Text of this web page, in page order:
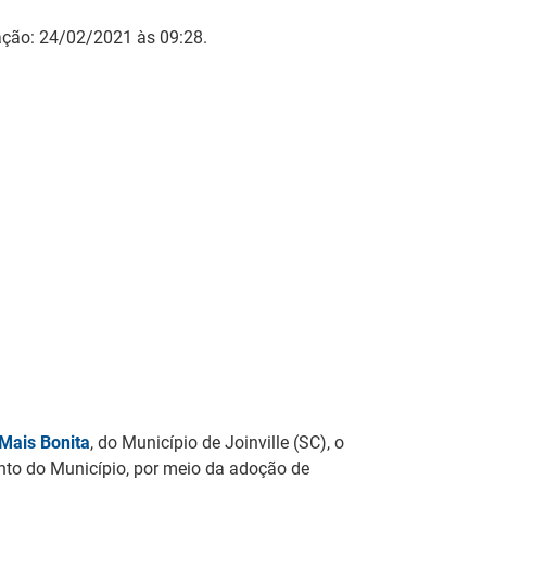
24/02/2021 às 09:28.
Bonita, do Município de Joinville (SC), o
do Município, por meio da adoção de